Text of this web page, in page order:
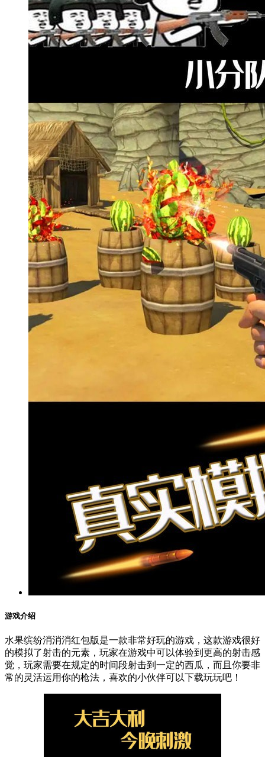
游戏介绍
水果缤纷消消消红包版是一款非常好玩的游戏，这款游戏很好
的模拟了射击的元素，玩家在游戏中可以体验到更高的射击感
觉，玩家需要在规定的时间段射击到一定的西瓜，而且你要非
常的灵活运用你的枪法，喜欢的小伙伴可以下载玩玩吧！